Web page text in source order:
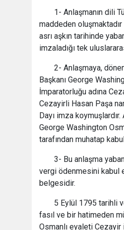
1- Anlaşmanın dili
maddeden
asrı aşkın tarihinde
imzaladığı tek
2- Anlaşmaya,
Başkanı George
İmparatorluğu adına
Cezayirli Hasan Paşa
Dayı imza koymuşlardır.
George Washington
tarafından muhatap
3- Bu anlaşma
vergi ödenmesini kabul
belgesidir.
5 Eylül 1795 tarihli
fasıl ve bir hatimeden
Osmanlı eyaleti Cezayir